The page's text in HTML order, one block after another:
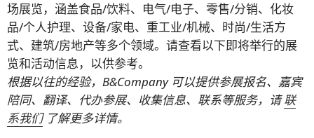
场展览，涵盖食品/饮料、电气/电子、零售/分销、化妆
品/个人护理、设备/家电、重工业/机械、时尚/生活方
式、建筑/房地产等多个领域。请查看以下即将举行的展
览和活动信息，以供参考。
根据以往的经验，B&Company 可以提供参展报名、嘉宾
陪同、翻译、代办参展、收集信息、联系等服务，请联
系我们了解更多详情。